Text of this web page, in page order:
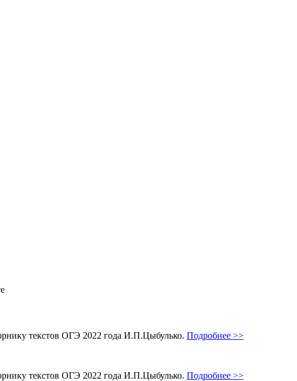
текстов ОГЭ 2022 года И.П.Цыбулько. Подробнее >>
текстов ОГЭ 2022 года И.П.Цыбулько. Подробнее >>